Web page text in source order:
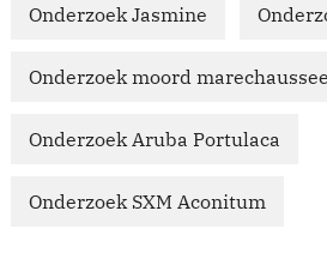
Onderzoek Jasmine
Onderzoek moord marechaussee
Onderzoek Aruba Portulaca
Onderzoek SXM Aconitum